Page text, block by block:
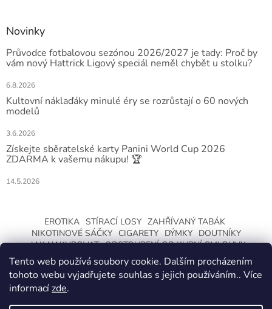
Tento web používá soubory cookie. Dalším procházením
tohoto webu vyjadřujete souhlas s jejich používáním.. Více
informacízde.
Novinky
Průvodce fotbalovou sezónou 2026/2027 je tady: Proč by
vám nový Hattrick Ligový speciál neměl chybět u stolku?
6.8.2026
Kultovní náklaďáky minulé éry se rozrůstají o 60 nových
modelů
3.6.2026
Získejte sběratelské karty Panini World Cup 2026
ZDARMA k vašemu nákupu! 🏆
14.5.2026
EROTIKA STÍRACÍ LOSY ZAHŘÍVANÝ TABÁK
NIKOTINOVÉ SÁČKY CIGARETY DÝMKY
DOUTNÍKY
JAK NAKUPOVAT ODSTOUPENÍ OD KUPNÍ SMLOUVY